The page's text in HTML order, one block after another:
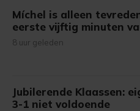
Míchel is alleen
eerste vijftig minuten
8 uur geleden
Jubilerende Klaassen:
3-1 niet voldoende